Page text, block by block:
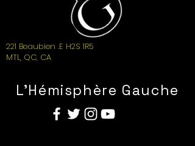
221 Beaubien .E H2S 1R5
MTL, QC, CA
L'Hémisphère Gauche